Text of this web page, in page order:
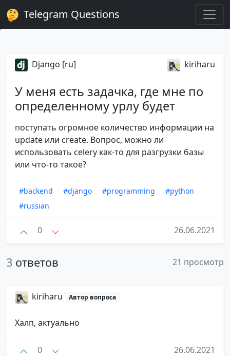
Telegram Questions
Django [ru] kiriharu
У меня есть задачка, где мне по
определенному урлу будет
поступать огромное количество информации на
update или create. Вопрос, можно ли
использовать celery как-то для разгрузки базы
или что-то такое?
#backend #django #programming
#python
#russian
0 26.06.2021
3 ответов 21 просмотр
kiriharu Автор вопроса
Халп, актуально
0 26.06.2021